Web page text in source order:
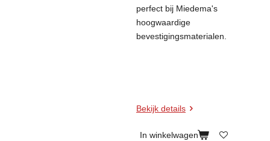
perfect bij Miedema's
hoogwaardige
bevestigingsmaterialen.
Bekijk details
In winkelwagen